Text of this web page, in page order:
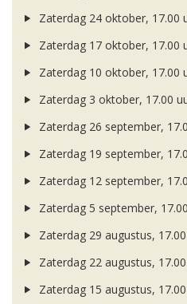
Zaterdag 24 oktober, 17.00
Zaterdag 17 oktober, 17.00
Zaterdag 10 oktober, 17.00
Zaterdag 3 oktober, 17.00
Zaterdag 26 september,
Zaterdag 19 september,
Zaterdag 12 september,
Zaterdag 5 september,
Zaterdag 29 augustus,
Zaterdag 22 augustus,
Zaterdag 15 augustus,